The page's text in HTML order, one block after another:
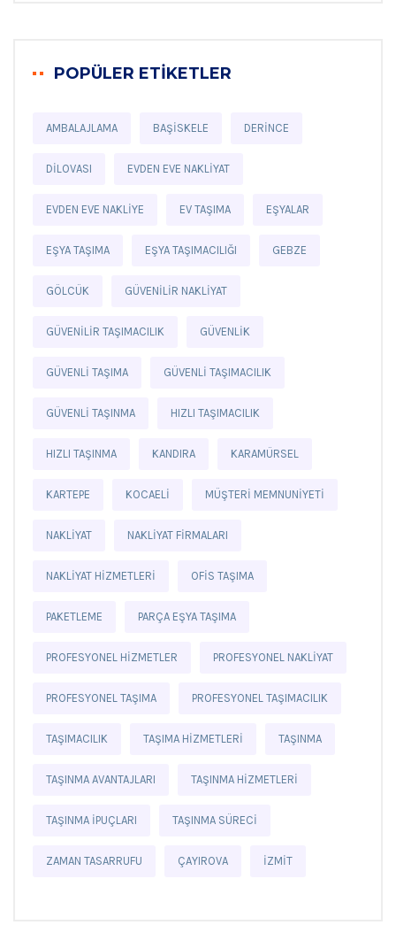
POPÜLER ETIKETLER
AMBALAJLAMA BAŞISKELE DERINCE
DILOVASI EVDEN EVE NAKLIYAT
EVDEN EVE NAKLIYE EV TAŞIMA EŞYALAR
EŞYA TAŞIMA EŞYA TAŞIMACILIĞI GEBZE
GÖLCÜK GÜVENILIR NAKLIYAT
GÜVENILIR TAŞIMACILIK GÜVENLIK
GÜVENLI TAŞIMA GÜVENLI TAŞIMACILIK
GÜVENLI TAŞINMA HIZLI TAŞIMACILIK
HIZLI TAŞINMA KANDIRA KARAMÜRSEL
KARTEPE KOCAELI MÜŞTERI MEMNUNIYETI
NAKLIYAT NAKLIYAT FIRMALARI
NAKLIYAT HIZMETLERI OFIS TAŞIMA
PAKETLEME PARÇA EŞYA TAŞIMA
PROFESYONEL HIZMETLER PROFESYONEL NAKLIYAT
PROFESYONEL TAŞIMA PROFESYONEL TAŞIMACILIK
TAŞIMACILIK TAŞIMA HIZMETLERI TAŞINMA
TAŞINMA AVANTAJLARI TAŞINMA HIZMETLERI
TAŞINMA IPUÇLARI TAŞINMA SÜRECI
ZAMAN TASARRUFU ÇAYIROVA İZMIT